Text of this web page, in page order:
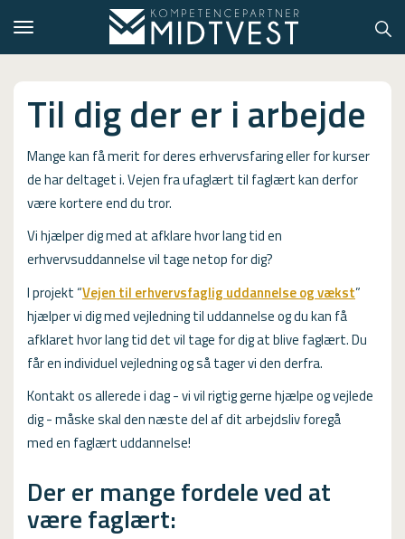
navigation
Hvem er vi?
Kontakt konsulent
Erhvervsuddannelser
ONLINE
Kursusoversigt
VUF
USMA
Videoguides
Til dig der er i arbejde
Mange kan få merit for deres erhvervsfaring eller for kurser
de har deltaget i. Vejen fra ufaglært til faglært kan derfor
være kortere end du tror.
Vi hjælper dig med at afklare hvor lang tid en
erhvervsuddannelse vil tage netop for dig?
I projekt “Vejen til erhvervsfaglig uddannelse og vækst”
hjælper vi dig med vejledning til uddannelse og du kan få
afklaret hvor lang tid det vil tage for dig at blive faglært. Du
får en individuel vejledning og så tager vi den derfra.
Kontakt os allerede i dag - vi vil rigtig gerne hjælpe og vejlede
dig - måske skal den næste del af dit arbejdsliv foregå
med en faglært uddannelse!
Der er mange fordele ved at
være faglært: